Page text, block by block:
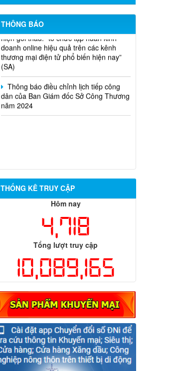
THÔNG BÁO
Thông báo lựa chọn nhà thầu thực
hiện gói thầu: “tổ chức tập huấn kinh
doanh online hiệu quả trên các kênh
thương mại điện tử phổ biến hiện nay”
(SA)
Thông báo điều chỉnh lịch tiếp công
dân của Ban Giám đốc Sở Công Thương
năm 2024
THỐNG KÊ TRUY CẬP
Hôm nay
4,718
Tổng lượt truy cập
10,089,165